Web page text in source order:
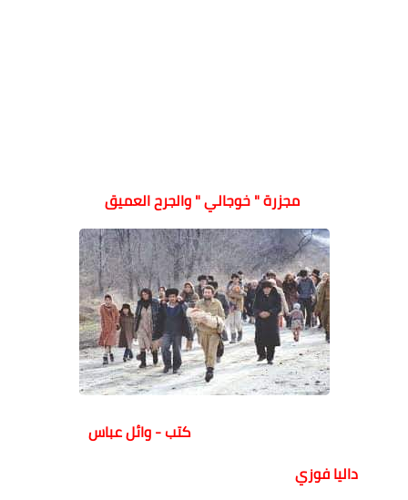
مجزرة " خوجالي " والجرح العميق
كتب - وائل عباس
داليا فوزي